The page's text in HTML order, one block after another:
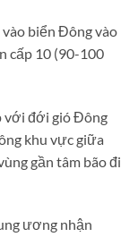
biển Đông vào
cấp 10 (90-100
với đới gió Đông
khu vực giữa
gần tâm bão đi
ương nhận